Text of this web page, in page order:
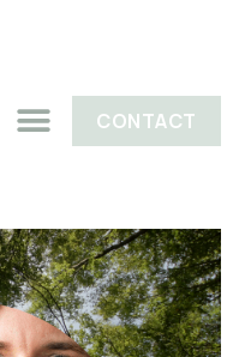
CONTACT